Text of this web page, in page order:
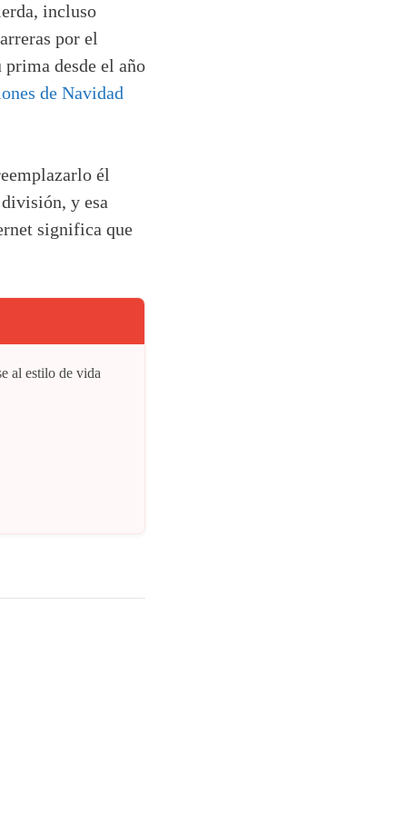
incluso
por el
prima desde el año
de Navidad
él
y esa
significa que
al estilo de vida